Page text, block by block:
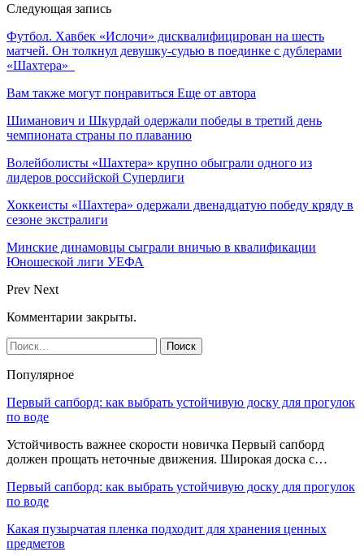
Следующая запись
Футбол. Хавбек «Ислочи» дисквалифицирован на шесть
матчей. Он толкнул девушку-судью в поединке с дублерами
«Шахтера»
Вам также могут понравиться Еще от автора
Шиманович и Шкурдай одержали победы в третий день
чемпионата страны по плаванию
Волейболисты «Шахтера» крупно обыграли одного из
лидеров российской Суперлиги
Хоккеисты «Шахтера» одержали двенадцатую победу кряду в
сезоне экстралиги
Минские динамовцы сыграли вничью в квалификации
Юношеской лиги УЕФА
Prev Next
Комментарии закрыты.
Популярное
Первый сапборд: как выбрать устойчивую доску для прогулок
по воде
Устойчивость важнее скорости новичка Первый сапборд
должен прощать неточные движения. Широкая доска с…
Первый сапборд: как выбрать устойчивую доску для прогулок
по воде
Какая пузырчатая пленка подходит для хранения ценных
предметов